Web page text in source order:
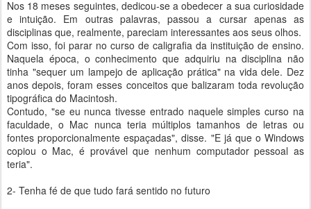
Nos 18 meses seguintes, dedicou-se a obedecer a sua curiosidade
e intuição. Em outras palavras, passou a cursar apenas as
disciplinas que, realmente, pareciam interessantes aos seus olhos.
Com isso, foi parar no curso de caligrafia da instituição de ensino.
Naquela época, o conhecimento que adquiriu na disciplina não
tinha "sequer um lampejo de aplicação prática" na vida dele. Dez
anos depois, foram esses conceitos que balizaram toda revolução
tipográfica do Macintosh.
Contudo, "se eu nunca tivesse entrado naquele simples curso na
faculdade, o Mac nunca teria múltiplos tamanhos de letras ou
fontes proporcionalmente espaçadas", disse. "E já que o Windows
copiou o Mac, é provável que nenhum computador pessoal as
teria".
2- Tenha fé de que tudo fará sentido no futuro